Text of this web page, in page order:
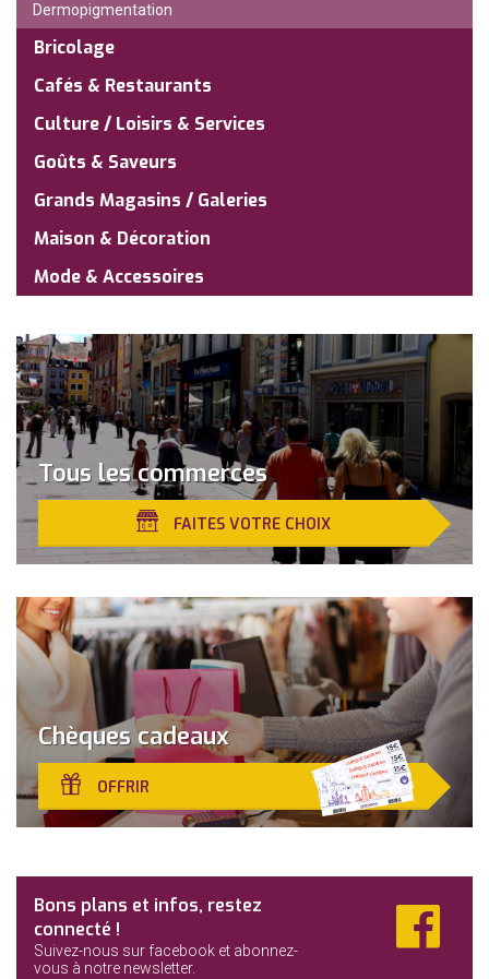
Dermopigmentation
Bricolage
Cafés & Restaurants
Culture / Loisirs & Services
Goûts & Saveurs
Grands Magasins / Galeries
Maison & Décoration
Mode & Accessoires
Tous les commerces
FAITES VOTRE CHOIX
Chèques cadeaux
OFFRIR
Bons plans et infos, restez
connecté !
Suivez-nous sur facebook et abonnez-
vous à notre newsletter.